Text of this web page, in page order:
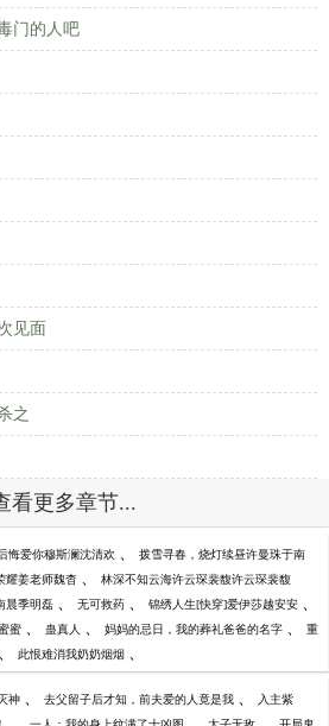
门的人吧
见面
之
看更多章节...
悔爱你穆斯澜沈清欢 、 拨雪寻春，烧灯续昼许曼珠于南
耀姜老师魏杳 、 林深不知云海许云琛裴馥许云琛裴馥
晨季明磊 、 无可救药 、 锦绣人生[快穿]爱伊莎越安安 、
蜜 、 蛊真人 、 妈妈的忌日，我的葬礼爸爸的名字 、 重
、 此恨难消我奶奶烟烟 、
神 、 去父留子后才知，前夫爱的人竟是我 、 入主紫